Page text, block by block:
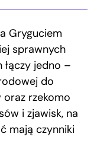
Gryguciem
sprawnych
jedno –
do
rzekomo
i zjawisk, na
mają czynniki